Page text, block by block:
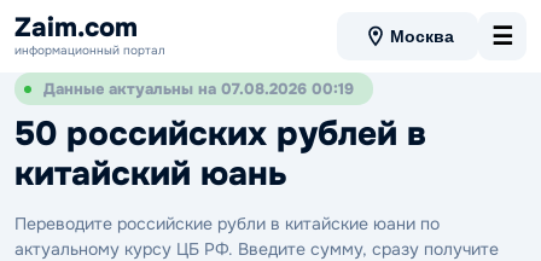
Zaim.com
информационный портал
Москва ☰
Данные актуальны на 07.08.2026 00:19
50 российских рублей в
китайский юань
Переводите российские рубли в китайские юани по
актуальному курсу ЦБ РФ. Введите сумму, сразу получите